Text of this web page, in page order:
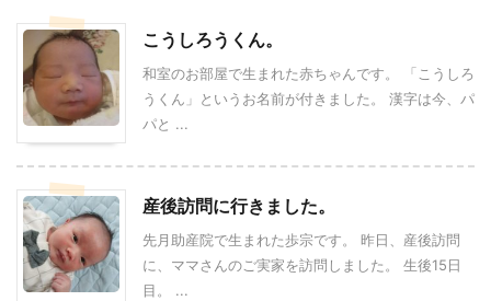
こうしろうくん。
和室のお部屋で生まれた赤ちゃんです。 「こうしろ
うくん」というお名前が付きました。 漢字は今、パ
パと ...
産後訪問に行きました。
先月助産院で生まれた歩宗です。 昨日、産後訪問
に、ママさんのご実家を訪問しました。 生後15日
目。 ...